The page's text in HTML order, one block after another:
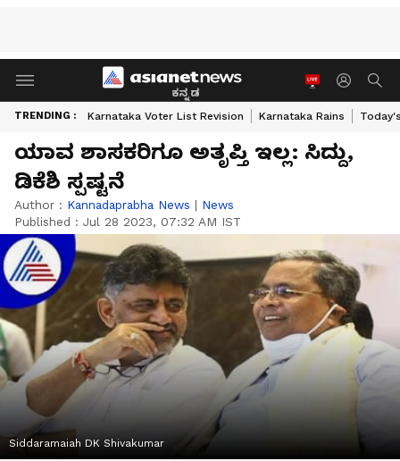
ಕನ್ನಡ
TRENDING : Karnataka Voter List Revision Karnataka Rains
ಯಾವ ಶಾಸಕರಿಗೂ ಅತೃಪ್ತಿ ಇಲ್ಲ: ಸಿದ್ದು,
ಡಿಕೆಶಿ ಸ್ಪಷ್ಟನೆ
Author : Kannadaprabha News | News
Published : Jul 28 2023, 07:32 AM IST
Siddaramaiah DK Shivakumar